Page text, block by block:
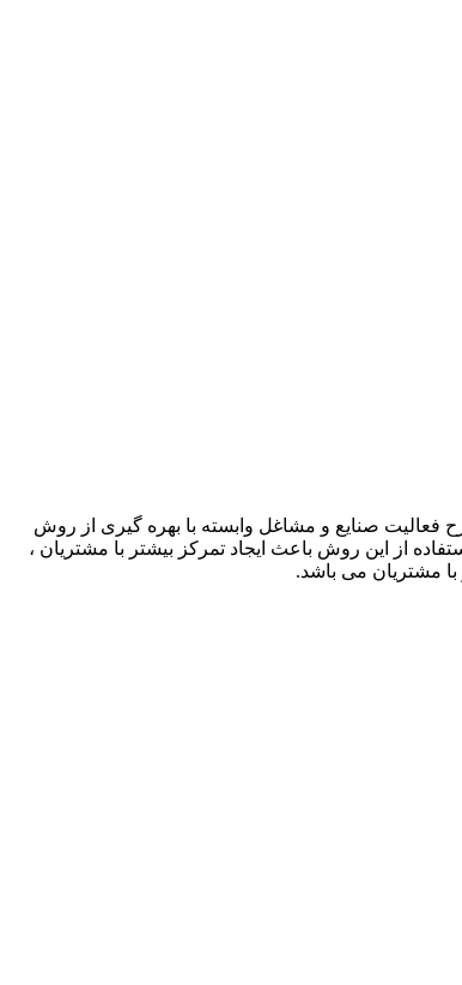
فعالیت صنایع و مشاغل وابسته با بهره گیری از روش
از این روش باعث ایجاد تمرکز بیشتر با مشتریان ،
مشتریان می باشد.